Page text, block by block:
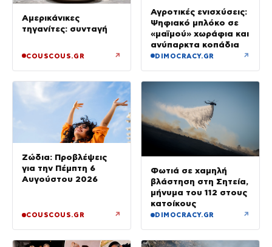
Αμερικάνικες
τηγανίτες: συνταγή
COUSCOUS.GR ↗
Αγροτικές ενισχύσεις:
Ψηφιακό μπλόκο σε
«μαϊμού» χωράφια και
ανύπαρκτα κοπάδια
DIMOCRACY.GR ↗
Ζώδια: Προβλέψεις
για την Πέμπτη 6
Αυγούστου 2026
COUSCOUS.GR ↗
Φωτιά σε χαμηλή
βλάστηση στη Σητεία,
μήνυμα του 112 στους
κατοίκους
DIMOCRACY.GR ↗